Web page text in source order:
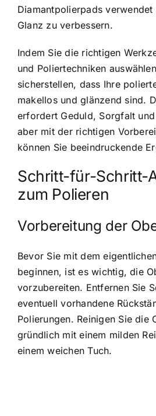
Diamantpolierpads
Glanz zu verbessern.
Indem Sie die richtigen
und Poliertechniken
sicherstellen, dass Ihre
makellos und glänzend sind.
erfordert Geduld, Sorgfalt und
aber mit der richtigen
können Sie beeindruckende
Schritt-für-Schritt-
zum Polieren
Vorbereitung der
Bevor Sie mit dem
beginnen, ist es wichtig, die
vorzubereiten. Entfernen Sie
eventuell vorhandene
Polierungen. Reinigen Sie die
gründlich mit einem milden
einem weichen Tuch.